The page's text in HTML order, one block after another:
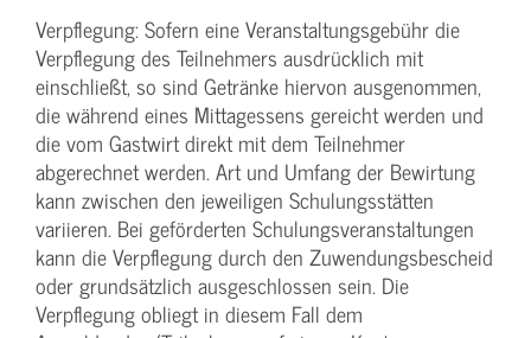
Verpflegung: Sofern eine Veranstaltungs­gebühr die
Verpflegung des Teilnehmers ausdrücklich mit
einschließt, so sind Getränke hiervon ausgenommen,
die während eines Mittagessens gereicht werden und
die vom Gastwirt direkt mit dem Teilnehmer
abgerechnet werden. Art und Umfang der Bewirtung
kann zwischen den jeweiligen Schulungsstätten
variieren. Bei geförderten Schulungs­veranstaltungen
kann die Verpflegung durch den Zuwendungs­bescheid
oder grundsätzlich ausgeschlossen sein. Die
Verpflegung obliegt in diesem Fall dem